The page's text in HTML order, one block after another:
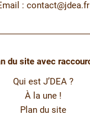
: contact@jdea.fr
du site avec
Qui est J’DEA ?
À la une !
Plan du site